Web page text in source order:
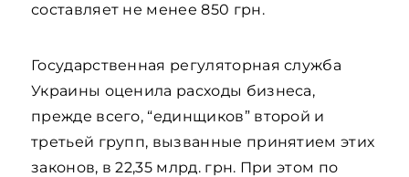
составляет не менее 850 грн.
Государственная регуляторная служба
Украины оценила расходы бизнеса,
прежде всего, “единщиков” второй и
третьей групп, вызванные принятием этих
законов, в 22,35 млрд. грн. При этом по